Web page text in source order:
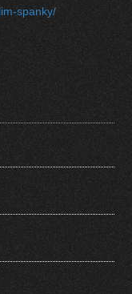
spanky/